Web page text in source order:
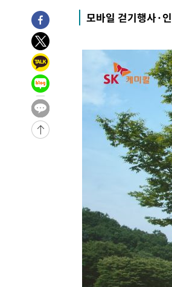
-10409초 전 >
[속보]원·달러 환율, 오전 9
-10205초 전 >
[속보]삼성전자·SK하이닉
-10191초 전 >
-10159초 전 >
[속보]코스피, 6300선 재
-7324초 전 >
시리아 다마스쿠스 교외에
-6622초 전 >
입추에도 극한더위…서울
-1586초 전 >
이란, 호르무즈서 "적국 목
례 큰 폭발음
-30641초 전 >
[속보]종합특검, '계엄 수
외신들도 주목한 韓축구
11시간 압수수색에 성접
[속보]규제합리화위원회
[속보]국힘 윤리위, '돌려차
[속보] 7월 중국 수출
[속보]'채상병 순직 책임'
[속보]종합특검, '관저이전
민주 콩고 에볼라환자 4천
[속보]'300억원대 사기 혐
모바일 걷기행사·